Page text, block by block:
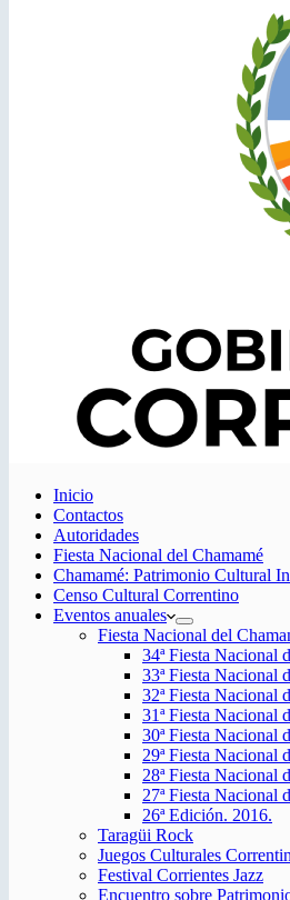
Inicio
Contactos
Autoridades
Fiesta Nacional del Chamamé
Chamamé: Patrimonio Cultural
Censo Cultural Correntino
Eventos anuales
Fiesta Nacional del
34ª Fiesta Nacional
33ª Fiesta Nacional
32ª Fiesta Nacional
31ª Fiesta Nacional
30ª Fiesta Nacional
29ª Fiesta Nacional
28ª Fiesta Nacional
27ª Fiesta Nacional
26ª Edición. 2016.
Taragüi Rock
Juegos Culturales
Festival Corrientes Jazz
Encuentro sobre